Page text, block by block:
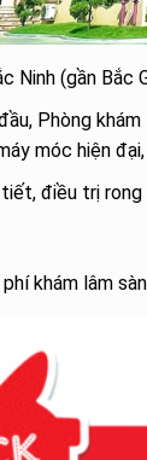
Ninh (gần Bắc
Phòng
móc hiện
điều trị
khám lâm